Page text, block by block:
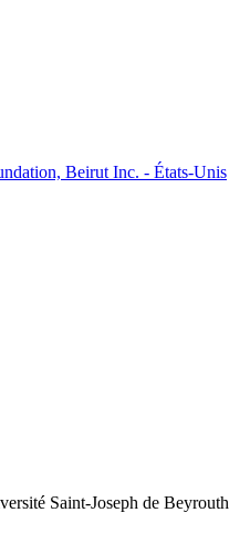
Beirut Inc. - États-Unis
Saint-Joseph de Beyrouth